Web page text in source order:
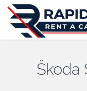
Škoda